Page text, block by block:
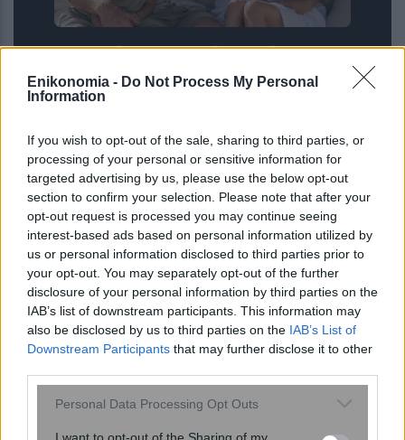
Enikonomia - Do Not Process My Personal
Information
If you wish to opt-out of the sale, sharing to third parties, or
processing of your personal or sensitive information for
targeted advertising by us, please use the below opt-out
section to confirm your selection. Please note that after your
opt-out request is processed you may continue seeing
interest-based ads based on personal information utilized by
us or personal information disclosed to third parties prior to
your opt-out. You may separately opt-out of the further
disclosure of your personal information by third parties on the
IAB’s list of downstream participants. This information may
also be disclosed by us to third parties on the IAB’s List of
Downstream Participants that may further disclose it to other
Please note that this website/app uses one or more Google
Personal Data Processing Opt Outs
Ο αριθμός των παιδιών που έχετε
μπορεί να δείξει πόσο θα ζήσετε –
Πόσα παιδιά φέρνουν μακροζωία
Ενέσεις αδυνατίσματος: Προκαλούν
τα GLP-1 τριχόπτωση; Μελέτη δείχνει
πώς επηρεάζει τα μαλλιά